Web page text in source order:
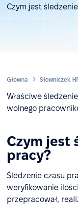
Czym jest
Główna Słowniczek
Właściwe
wolnego
Czym jest
pracy?
Śledzenie czasu
weryfikowanie
przepracował,